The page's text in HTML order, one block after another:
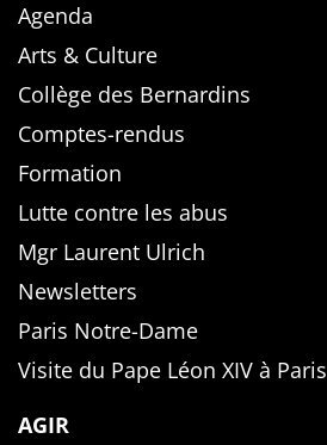
Agenda
Arts & Culture
Collège des Bernardins
Comptes-rendus
Formation
Lutte contre les abus
Mgr Laurent Ulrich
Newsletters
Paris Notre-Dame
Visite du Pape Léon XIV à Paris
AGIR